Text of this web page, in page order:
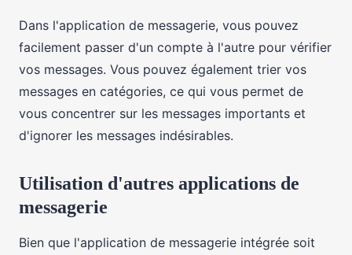
Dans l'application de messagerie, vous pouvez
facilement passer d'un compte à l'autre pour vérifier
vos messages. Vous pouvez également trier vos
messages en catégories, ce qui vous permet de
vous concentrer sur les messages importants et
d'ignorer les messages indésirables.
Utilisation d'autres applications de
messagerie
Bien que l'application de messagerie intégrée soit